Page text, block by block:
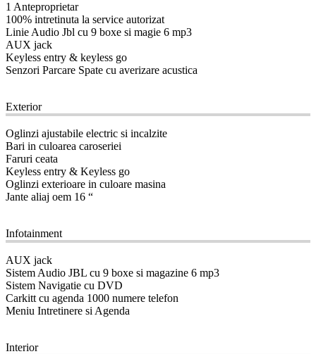
1 Anteproprietar
100% intretinuta la service autorizat
Linie Audio Jbl cu 9 boxe si magie 6 mp3
AUX jack
Keyless entry & keyless go
Senzori Parcare Spate cu averizare acustica
Exterior
Oglinzi ajustabile electric si incalzite
Bari in culoarea caroseriei
Faruri ceata
Keyless entry & Keyless go
Oglinzi exterioare in culoare masina
Jante aliaj oem 16 “
Infotainment
AUX jack
Sistem Audio JBL cu 9 boxe si magazine 6 mp3
Sistem Navigatie cu DVD
Carkitt cu agenda 1000 numere telefon
Meniu Intretinere si Agenda
Interior